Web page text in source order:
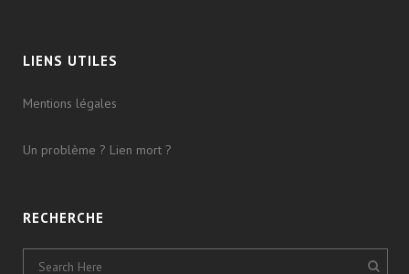
LIENS UTILES
Mentions légales
Un problème ? Lien mort ?
RECHERCHE